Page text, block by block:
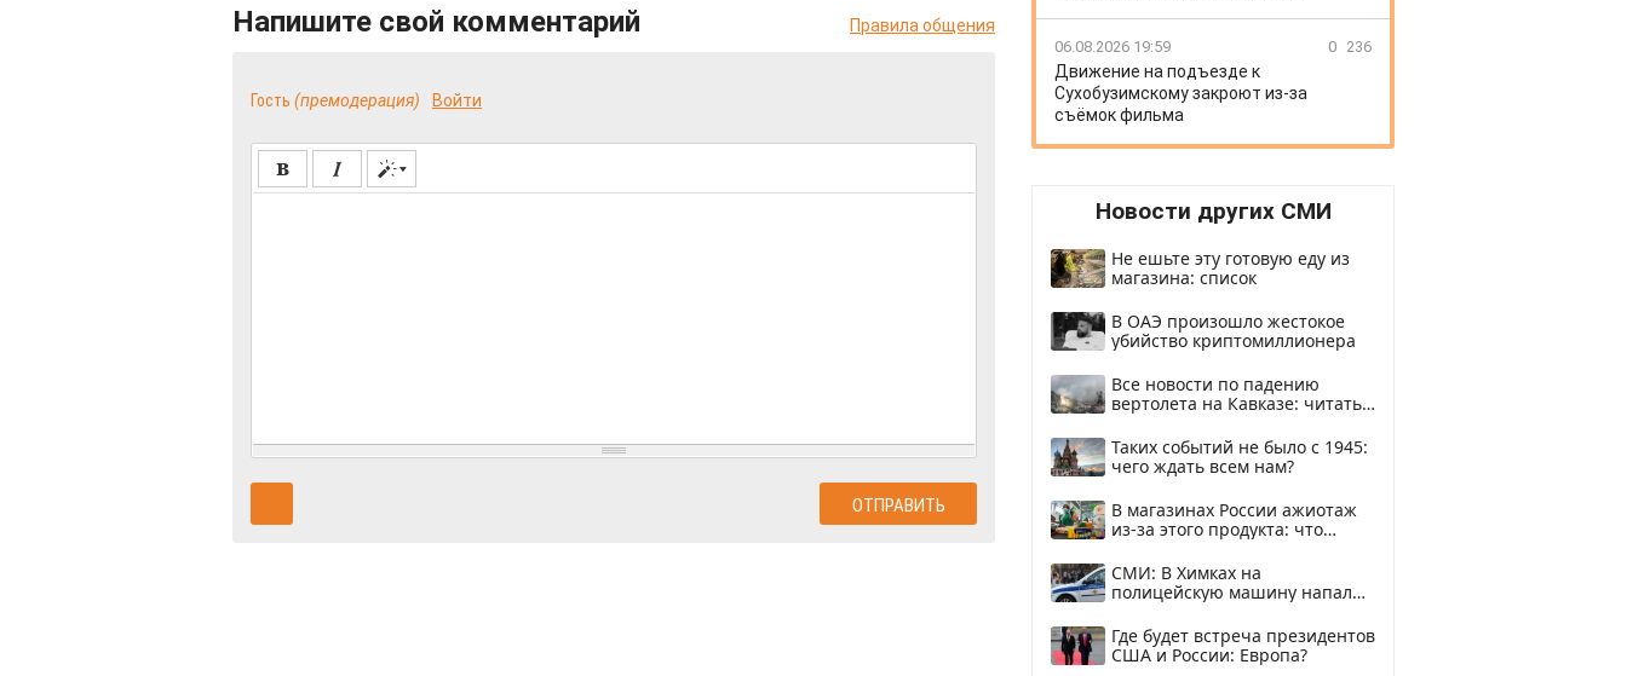
Напишите свой комментарий Правила общения
Гость (премодерация) Войти
06.08.2026 19:59 0 236
Движение на подъезде к
Сухобузимскому закроют из-за
съёмок фильма
Новости других СМИ
Не ешьте эту готовую еду из
магазина: список
В ОАЭ произошло жестокое
убийство криптомиллионера
Все новости по падению
вертолета на Кавказе: читать
Таких событий не было с 1945:
чего ждать всем нам?
В магазинах России ажиотаж
из-за этого продукта: что
СМИ: В Химках на
полицейскую машину напали
Где будет встреча президентов
США и России: Европа?